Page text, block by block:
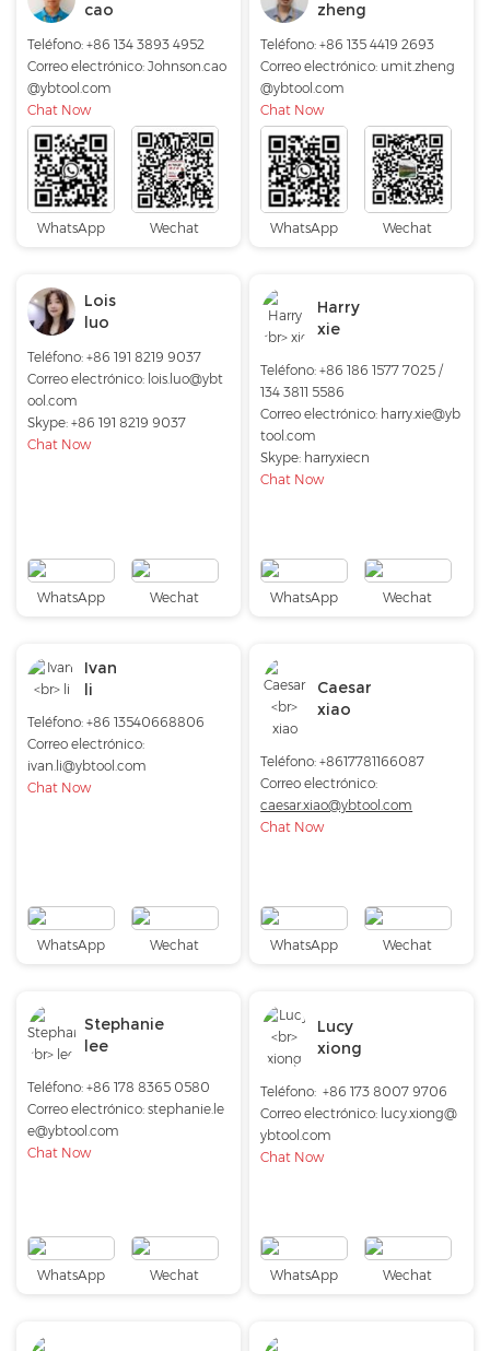
cao
Teléfono: +86 134 3893 4952
Correo electrónico: Johnson.cao
@ybtool.com
Chat Now
WhatsApp Wechat
zheng
Teléfono: +86 135 4419 2693
Correo electrónico: umit.zheng
@ybtool.com
Chat Now
WhatsApp Wechat
Lois
luo
Teléfono: +86 191 8219 9037
Correo electrónico: lois.luo@ybt
ool.com
Skype: +86 191 8219 9037
Chat Now
WhatsApp Wechat
Harry
xie
Teléfono: +86 186 1577 7025 /
134 3811 5586
Correo electrónico: harry.xie@yb
tool.com
Skype: harryxiecn
Chat Now
WhatsApp Wechat
Ivan
li
Teléfono: +86 13540668806
Correo electrónico:
ivan.li@ybtool.com
Chat Now
WhatsApp Wechat
Caesar
xiao
Teléfono: +8617781166087
Correo electrónico:
caesar.xiao@ybtool.com
Chat Now
WhatsApp Wechat
Stephanie
lee
Teléfono: +86 178 8365 0580
Correo electrónico: stephanie.le
e@ybtool.com
Chat Now
WhatsApp Wechat
Lucy
xiong
Teléfono: +86 173 8007 9706
Correo electrónico: lucy.xiong@
ybtool.com
Chat Now
WhatsApp Wechat